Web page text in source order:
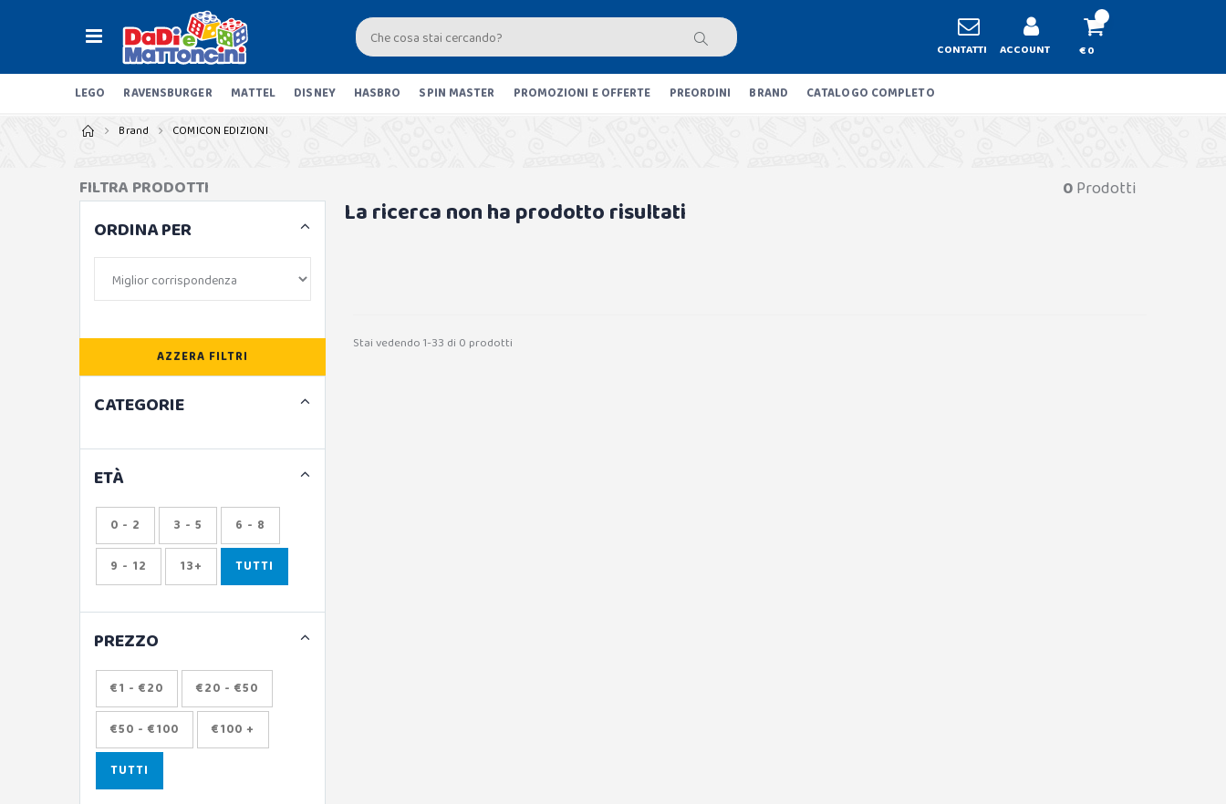
CONTATTI ACCOUNT € 0
LEGO RAVENSBURGER MATTEL DISNEY HASBRO SPIN MASTER PROMOZIONI E OFFERTE PREORDINI BRAND CATALOGO COMPLETO
Brand COMICON EDIZIONI
0Prodotti
La ricerca non ha prodotto risultati
Stai vedendo 1-33 di 0 prodotti
FILTRA PRODOTTI
ORDINA PER
AZZERA FILTRI
CATEGORIE
ETÀ
0 - 2 3 - 5 6 - 8
9 - 12 13+ TUTTI
PREZZO
€1 - €20 €20 - €50
€50 - €100 €100 +
TUTTI